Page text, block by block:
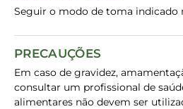
Seguir o modo de toma indicado
PRECAUÇÕES
Em caso de gravidez,
consultar um profissional de
alimentares não devem ser